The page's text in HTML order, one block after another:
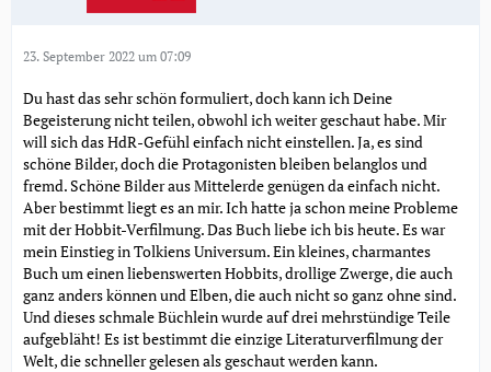
23. September 2022 um 07:09
Du hast das sehr schön formuliert, doch kann ich Deine
Begeisterung nicht teilen, obwohl ich weiter geschaut habe. Mir
will sich das HdR-Gefühl einfach nicht einstellen. Ja, es sind
schöne Bilder, doch die Protagonisten bleiben belanglos und
fremd. Schöne Bilder aus Mittelerde genügen da einfach nicht.
Aber bestimmt liegt es an mir. Ich hatte ja schon meine Probleme
mit der Hobbit-Verfilmung. Das Buch liebe ich bis heute. Es war
mein Einstieg in Tolkiens Universum. Ein kleines, charmantes
Buch um einen liebenswerten Hobbits, drollige Zwerge, die auch
ganz anders können und Elben, die auch nicht so ganz ohne sind.
Und dieses schmale Büchlein wurde auf drei mehrstündige Teile
aufgebläht! Es ist bestimmt die einzige Literaturverfilmung der
Welt, die schneller gelesen als geschaut werden kann.